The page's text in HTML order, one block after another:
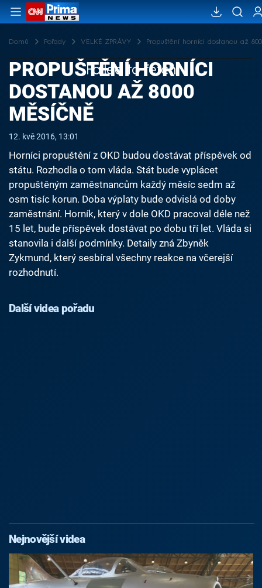
Domů Pořady VELKÉ ZPRÁVY Propuštění horníci dostanou až
Failed to fetch
PROPUŠTĚNÍ HORNÍCI
DOSTANOU AŽ 8000
MĚSÍČNĚ
12. kvě 2016, 13:01
Horníci propuštění z OKD budou dostávat příspěvek od
státu. Rozhodla o tom vláda. Stát bude vyplácet
propuštěným zaměstnancům každý měsíc sedm až
osm tisíc korun. Doba výplaty bude odvislá od doby
zaměstnání. Horník, který v dole OKD pracoval déle než
15 let, bude příspěvek dostávat po dobu tří let. Vláda si
stanovila i další podmínky. Detaily zná Zbyněk
Zykmund, který sesbíral všechny reakce na včerejší
rozhodnutí.
Další videa pořadu
Nejnovější videa